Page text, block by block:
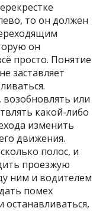
то он должен
он
просто. Понятие
заставляет
или
какой-либо
изменить
движения.
полос, и
проезжую
ним и водителем
помех
останавливаться,